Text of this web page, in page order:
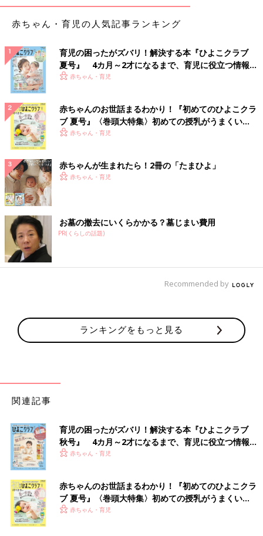
以前何かの本で読んだのですが、ひとり親だとついつい父親役も
担ってしまい、厳しくなりがちなので、特に小さいうちは意識的
に甘やかした方がいいのだそう
ないことは許したり、スキンシップを多めにしたりと、意識的に
するようにしています。
で、当然とても愛が重い（笑）。
互いに愛の告白をしあう日々。息子が恋人みたいな感覚になって
しまうのもわかるわ…と思いつつ、依存しすぎないように、気を
つけなければ！
赤ちゃん・育児の人気記事ランキング
育児の困ったがズバリ！解決する本『ひよこクラブ
夏号』 4カ月～2才になるまで、育児に役立つ情報が
いっぱい！
赤ちゃん・育児
赤ちゃんのお世話まるわかり！『初めてのひよこクラ
ブ 夏号』〈巻頭大特集〉初めての授乳がうまくい
く！ おっぱい・ミルクの基本と夏のトラブル 解決テ
赤ちゃん・育児
赤ちゃんが生まれたら！2冊の「たまひよ」
赤ちゃん・育児
お墓の撤去にいくらかかる？墓じまい費用
PR(くらしの話題)
Recommended by
ランキングをもっと見る
関連記事
育児の困ったがズバリ！解決する本『ひよこクラブ
秋号』 4カ月～2才になるまで、育児に役立つ情報が
いっぱい！
赤ちゃん・育児
赤ちゃんのお世話まるわかり！『初めてのひよこクラ
ブ 夏号』〈巻頭大特集〉初めての授乳がうまくい
く！ おっぱい・ミルクの基本と夏のトラブル 解決テ
赤ちゃん・育児